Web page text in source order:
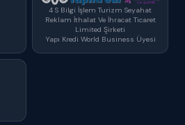
4 S Bilgi İşlem Turizm Seyahat
Reklam İthalat Ve İhracat Ticaret
Limited Şirketi
Yapı Kredi World Business Üyesi